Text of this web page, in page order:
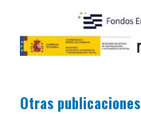
Otras publicaciones